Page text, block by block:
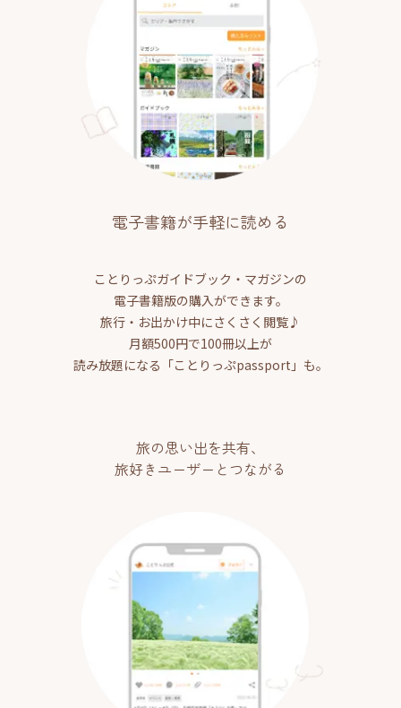
電子書籍が手軽に読める
ことりっぷガイドブック・マガジンの
電子書籍版の購入ができます。
旅行・お出かけ中にさくさく閲覧♪
月額500円で100冊以上が
読み放題になる「ことりっぷpassport」も。
旅の思い出を共有、
旅好きユーザーとつながる